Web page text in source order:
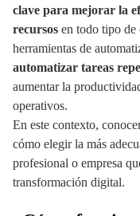
clave para mejorar la
recursos en todo tipo de
herramientas de
automatizar tareas
aumentar la
operativos.
En este contexto,
cómo elegir la más
profesional o empresa
transformación digital.